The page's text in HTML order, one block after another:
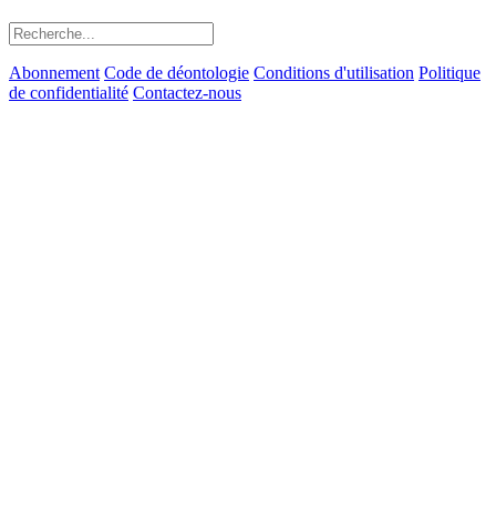
Abonnement Code de déontologie Conditions d'utilisation Politique
de confidentialité Contactez-nous